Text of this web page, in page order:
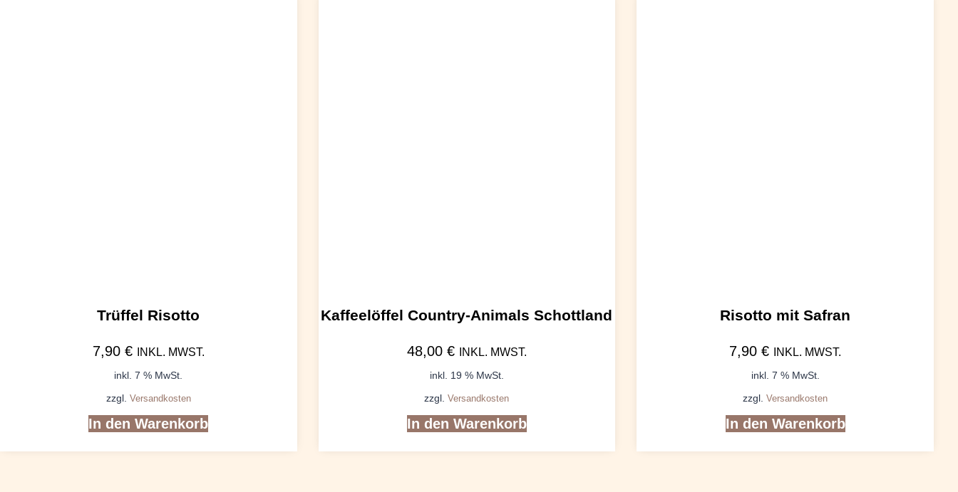
Trüffel Risotto
7,90 € INKL. MWST.
inkl. 7 % MwSt.
zzgl. Versandkosten
In den Warenkorb
Kaffeelöffel Country-Animals Schottland
48,00 € INKL. MWST.
inkl. 19 % MwSt.
zzgl.Versandkosten
In den Warenkorb
Risotto mit Safran
7,90€ INKL. MWST.
inkl. 7 % MwSt.
zzgl.Versandkosten
In den Warenkorb